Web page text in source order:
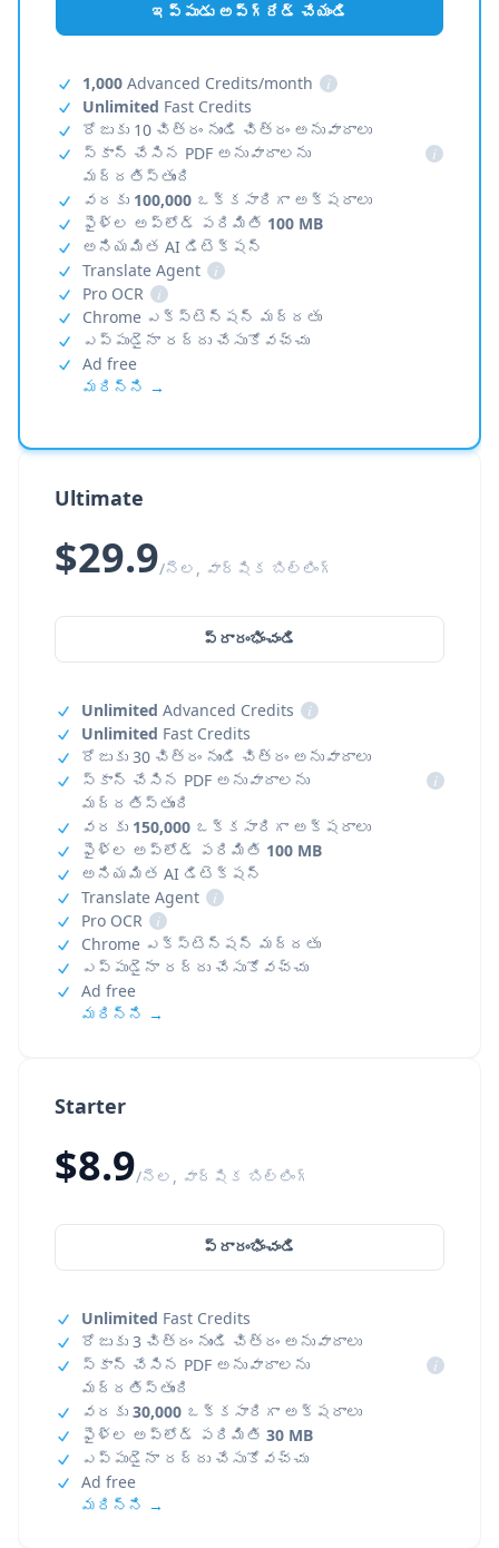
Starter
$8.9/నెల, వార్షిక బిల్లింగ్
ప్రారంభించండి
Unlimited Fast Credits
రోజుకు 3 చిత్రం నుండి చిత్రం అనువాదాలు
స్కాన్ చేసిన PDF అనువాదాలను
మద్దతిస్తుంది
i
వరకు 30,000 ఒక్కసారిగా అక్షరాలు
ఫైళ్ల అప్‌లోడ్ పరిమితి 30 MB
ఎప్పుడైనా రద్దు చేసుకోవచ్చు
Ad free
మరిన్ని →
ఇప్పుడు అప్‌గ్రేడ్ చేయండి
1,000 Advanced Credits/month
i
Unlimited Fast Credits
రోజుకు 10 చిత్రం నుండి చిత్రం అనువాదాలు
స్కాన్ చేసిన PDF అనువాదాలను
మద్దతిస్తుంది
i
వరకు 100,000 ఒక్కసారిగా అక్షరాలు
ఫైళ్ల అప్‌లోడ్ పరిమితి 100 MB
అనియమిత AI డిటెక్షన్
Translate Agent
i
Pro OCR
i
Chrome ఎక్స్‌టెన్షన్ మద్దతు
ఎప్పుడైనా రద్దు చేసుకోవచ్చు
Ad free
మరిన్ని →
Ultimate
$29.9/నెల, వార్షిక బిల్లింగ్
ప్రారంభించండి
Unlimited Advanced Credits
i
Unlimited Fast Credits
రోజుకు 30 చిత్రం నుండి చిత్రం అనువాదాలు
స్కాన్ చేసిన PDF అనువాదాలను
మద్దతిస్తుంది
i
వరకు 150,000 ఒక్కసారిగా అక్షరాలు
ఫైళ్ల అప్‌లోడ్ పరిమితి 100 MB
అనియమిత AI డిటెక్షన్
Translate Agent
i
Pro OCR
i
Chrome ఎక్స్‌టెన్షన్ మద్దతు
ఎప్పుడైనా రద్దు చేసుకోవచ్చు
Ad free
మరిన్ని →